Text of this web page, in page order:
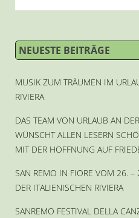
NEUESTE BEITRÄGE
MUSIK ZUM TRÄUMEN IM
RIVIERA
DAS TEAM VON URLAUB AN
WÜNSCHT ALLEN LESERN
MIT DER HOFFNUNG AUF
SAN REMO IN FIORE VOM 26.
DER ITALIENISCHEN RIVIERA
SANREMO FESTIVAL DELLA